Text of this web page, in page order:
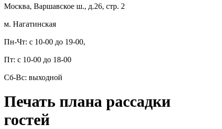
Москва, Варшавское ш., д.26, стр. 2
м. Нагатинская
Пн-Чт: с 10-00 до 19-00,
Пт: с 10-00 до 18-00
Сб-Вс: выходной
Печать плана рассадки
гостей